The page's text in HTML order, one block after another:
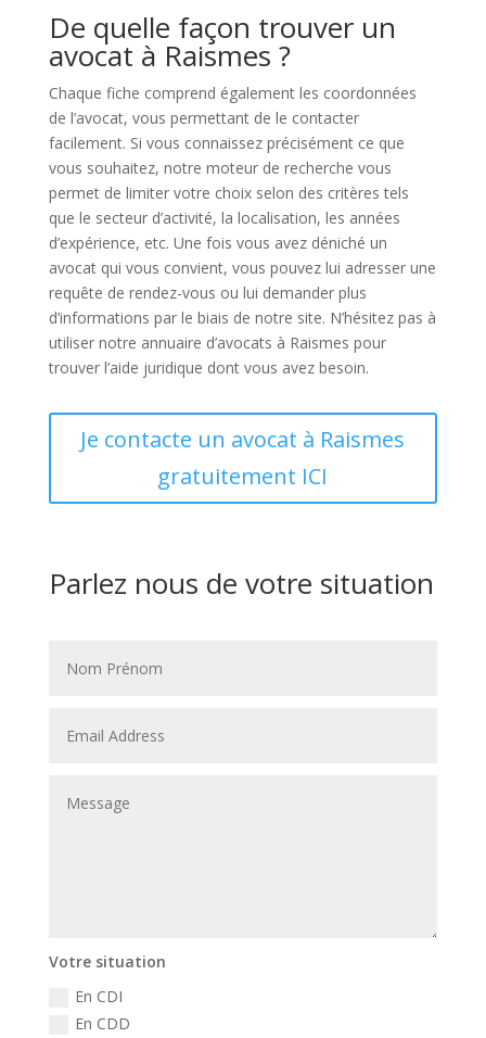
De quelle façon trouver un
avocat à Raismes ?
Chaque fiche comprend également les coordonnées
de l’avocat, vous permettant de le contacter
facilement. Si vous connaissez précisément ce que
vous souhaitez, notre moteur de recherche vous
permet de limiter votre choix selon des critères tels
que le secteur d’activité, la localisation, les années
d’expérience, etc. Une fois vous avez déniché un
avocat qui vous convient, vous pouvez lui adresser une
requête de rendez-vous ou lui demander plus
d’informations par le biais de notre site. N’hésitez pas à
utiliser notre annuaire d’avocats à Raismes pour
trouver l’aide juridique dont vous avez besoin.
Je contacte un avocat à Raismes
gratuitement ICI
Parlez nous de votre situation
Votre situation
En CDI
En CDD